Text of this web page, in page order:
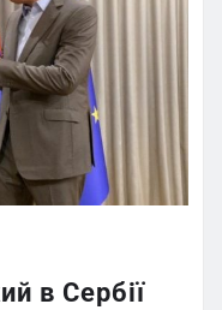
в Сербії